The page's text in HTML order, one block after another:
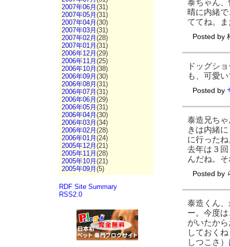
2007年06月 (31)
2007年05月 (31)
2007年04月 (30)
2007年03月 (31)
2007年02月 (28)
2007年01月 (31)
2006年12月 (29)
2006年11月 (25)
2006年10月 (38)
2006年09月 (30)
2006年08月 (31)
2006年07月 (31)
2006年06月 (29)
2006年05月 (31)
2006年04月 (30)
2006年03月 (34)
2006年02月 (28)
2006年01月 (24)
2005年12月 (21)
2005年11月 (28)
2005年10月 (21)
2005年09月 (5)
RDF Site Summary
RSS2.0
泰ちゃん
晴に内緒
ててね。
Posted by
ドッグシ
も、可愛
Posted by
泰造兄ち
きは内緒
に行った
去年は３
んだね。
Posted by
泰造くん
ー。今度
がいたか
しておく
しつこさ